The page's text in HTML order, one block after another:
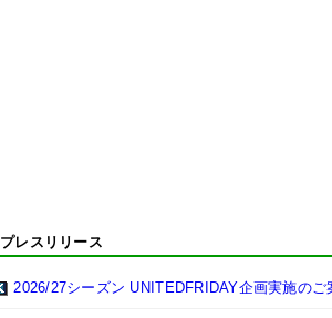
プレスリリース
2026/27シーズン UNITEDFRIDAY企画実施のご